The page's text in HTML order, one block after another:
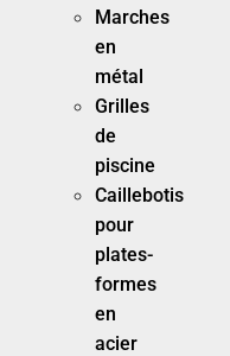
Marches
en
métal
Grilles
de
piscine
Caillebotis
pour
plates-
formes
en
acier